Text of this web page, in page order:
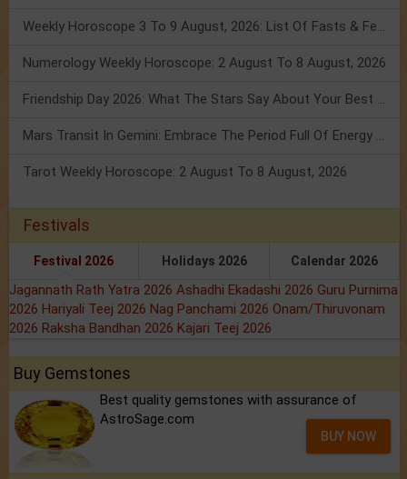
Weekly Horoscope 3 To 9 August, 2026: List Of Fasts & Festivals
Numerology Weekly Horoscope: 2 August To 8 August, 2026
Friendship Day 2026: What The Stars Say About Your Best Friend!
Mars Transit In Gemini: Embrace The Period Full Of Energy & Intelligence
Tarot Weekly Horoscope: 2 August To 8 August, 2026
Festivals
Festival 2026 Holidays 2026 Calendar 2026
Jagannath Rath Yatra 2026 Ashadhi Ekadashi 2026 Guru Purnima
2026 Hariyali Teej 2026 Nag Panchami 2026 Onam/Thiruvonam
2026 Raksha Bandhan 2026 Kajari Teej 2026
Buy Gemstones
Best quality gemstones with assurance of
AstroSage.com
BUY NOW